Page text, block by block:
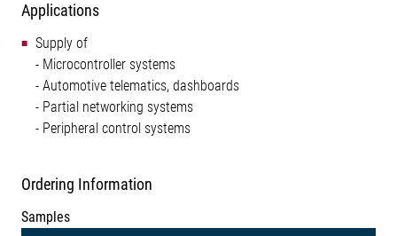
Applications
Supply of
- Microcontroller systems
- Automotive telematics, dashboards
- Partial networking systems
- Peripheral control systems
Ordering Information
Samples